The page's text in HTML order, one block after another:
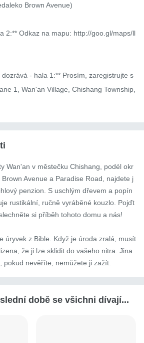
Brown Avenue)
2:** Odkaz na mapu: http://goo.gl/maps/ll
dozrává - hala 1:** Prosím, zaregistrujte s
1, Wan'an Village, Chishang Township,
Wan'an v městečku Chishang, podél okr
Avenue a Paradise Road, najdete j
penzion. S uschlým dřevem a popín
rustikální, ručně vyráběné kouzlo. Pojďt
si příběh tohoto domu a nás!
úryvek z Bible. Když je úroda zralá, musít
že ji lze sklidit do vašeho nitra. Jina
pokud nevěříte, nemůžete ji zažít.
době se všichni dívají...